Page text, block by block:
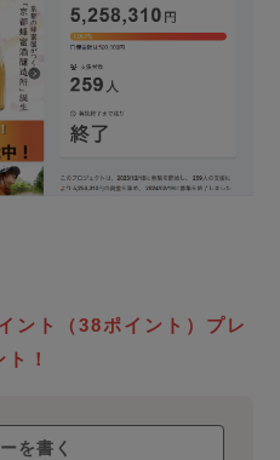
ント（38ポイント）プレ
ト！
を書く